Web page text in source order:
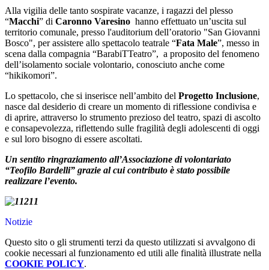
Alla vigilia delle tanto sospirate vacanze, i ragazzi del plesso
“Macchi” di Caronno Varesino hanno effettuato un’uscita sul
territorio comunale, presso l'auditorium dell’oratorio "San Giovanni
Bosco", per assistere allo spettacolo teatrale “Fata Male”, messo in
scena dalla compagnia “BarabiTTeatro”, a proposito del fenomeno
dell’isolamento sociale volontario, conosciuto anche come
“hikikomori”.
Lo spettacolo, che si inserisce nell’ambito del Progetto Inclusione,
nasce dal desiderio di creare un momento di riflessione condivisa e
di aprire, attraverso lo strumento prezioso del teatro, spazi di ascolto
e consapevolezza, riflettendo sulle fragilità degli adolescenti di oggi
e sul loro bisogno di essere ascoltati.
Un sentito ringraziamento all’Associazione di volontariato
“Teofilo Bardelli” grazie al cui contributo è stato possibile
realizzare l’evento.
Notizie
Questo sito o gli strumenti terzi da questo utilizzati si avvalgono di
cookie necessari al funzionamento ed utili alle finalità illustrate nella
COOKIE POLICY.